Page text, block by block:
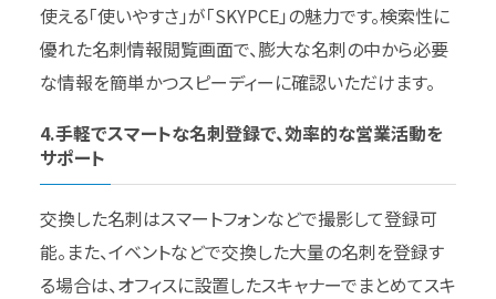
使える「使いやすさ」が「SKYPCE」の魅力です。検索性に
優れた名刺情報閲覧画面で、膨大な名刺の中から必要
な情報を簡単かつスピーディーに確認いただけます。
4.手軽でスマートな名刺登録で、効率的な営業活動を
サポート
交換した名刺はスマートフォンなどで撮影して登録可
能。また、イベントなどで交換した大量の名刺を登録す
る場合は、オフィスに設置したスキャナーでまとめてスキ